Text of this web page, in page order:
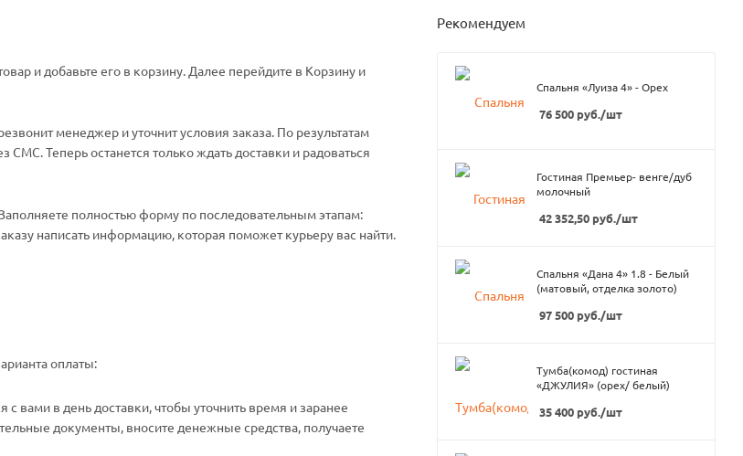
и добавьте его в корзину. Далее перейдите в Корзину и
менеджер и уточнит условия заказа. По результатам
Теперь останется только ждать доставки и радоваться
полностью форму по последовательным этапам:
написать информацию, которая поможет курьеру вас найти.
оплаты:
вами в день доставки, чтобы уточнить время и заранее
документы, вносите денежные средства, получаете
Рекомендуем
Спальня «Луиза 4» - Орех
76 500 руб./шт
Гостиная Премьер- венге/дуб
молочный
42 352,50 руб./шт
Спальня «Дана 4» 1.8 - Белый
(матовый, отделка золото)
97 500 руб./шт
Тумба(комод) гостиная
«ДЖУЛИЯ» (орех/ белый)
35 400 руб./шт